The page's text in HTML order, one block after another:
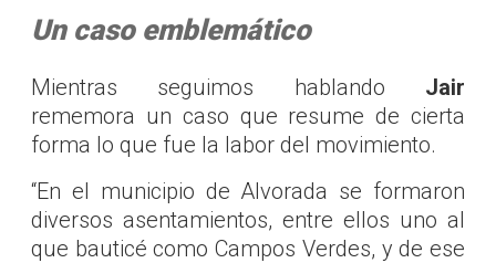
Un caso emblemático
Mientras seguimos hablando Jair
rememora un caso que resume de cierta
forma lo que fue la labor del movimiento.
“En el municipio de Alvorada se formaron
diversos asentamientos, entre ellos uno al
que bauticé como Campos Verdes, y de ese